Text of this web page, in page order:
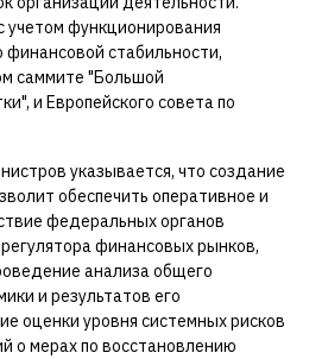
учетом функционирования
стабильности,
саммите "Большой
и Европейского совета по
указывается, что создание
обеспечить оперативное и
федеральных органов
финансовых рынков,
анализа общего
и результатов его
оценки уровня системных рисков
о мерах по восстановлению